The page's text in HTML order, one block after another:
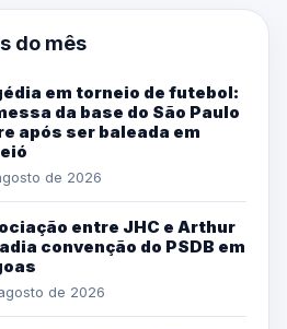
do mês
em torneio de futebol:
da base do São Paulo
após ser baleada em
de 2026
entre JHC e Arthur
convenção do PSDB em
de 2026